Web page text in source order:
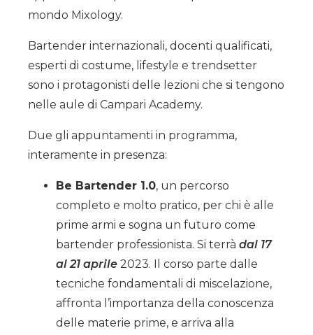
mondo Mixology.
Bartender internazionali, docenti qualificati,
esperti di costume, lifestyle e trendsetter
sono i protagonisti delle lezioni che si tengono
nelle aule di Campari Academy.
Due gli appuntamenti in programma,
interamente in presenza:
Be Bartender 1.0, un percorso
completo e molto pratico, per chi è alle
prime armi e sogna un futuro come
bartender professionista. Si terrà dal 17
al 21 aprile 2023. Il corso parte dalle
tecniche fondamentali di miscelazione,
affronta l’importanza della conoscenza
delle materie prime, e arriva alla